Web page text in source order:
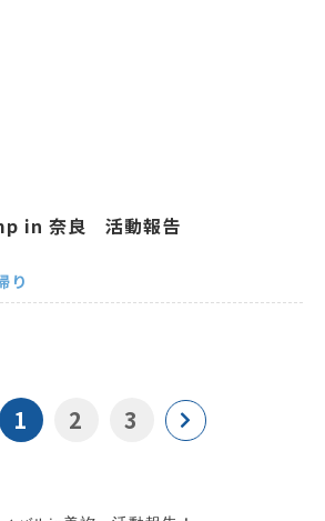
in 奈良 活動報告
り
1 2 3